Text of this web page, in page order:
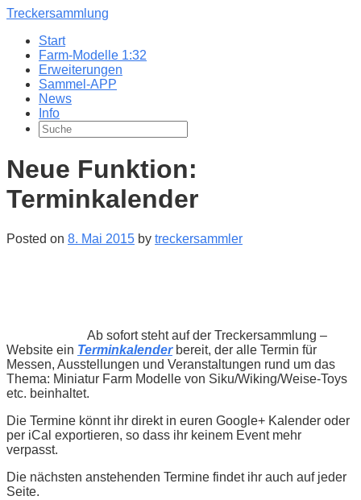
Treckersammlung
Start
Farm-Modelle 1:32
Erweiterungen
Sammel-APP
News
Info
Neue Funktion:
Terminkalender
Posted on 8. Mai 2015 by treckersammler
Ab sofort steht auf der Treckersammlung –
Website ein Terminkalenderbereit, der alle Termin für
Messen, Ausstellungen und Veranstaltungen rund um das
Thema: Miniatur Farm Modelle von Siku/Wiking/Weise-Toys
etc. beinhaltet.
Die Termine könnt ihr direkt in euren Google+ Kalender oder
per iCal exportieren, so dass ihr keinem Event mehr
verpasst.
Die nächsten anstehenden Termine findet ihr auch auf jeder
Seite.